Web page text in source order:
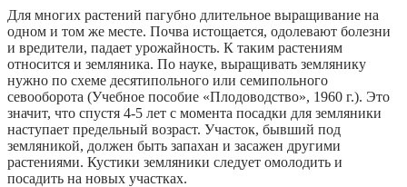
Для многих растений пагубно длительное выращивание на
одном и том же месте. Почва истощается, одолевают болезни
и вредители, падает урожайность. К таким растениям
относится и земляника. По науке, выращивать землянику
нужно по схеме десятипольного или семипольного
севооборота (Учебное пособие «Плодоводство», 1960 г.). Это
значит, что спустя 4-5 лет с момента посадки для земляники
наступает предельный возраст. Участок, бывший под
земляникой, должен быть запахан и засажен другими
растениями. Кустики земляники следует омолодить и
посадить на новых участках.